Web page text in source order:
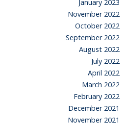
January 2023
November 2022
October 2022
September 2022
August 2022
July 2022
April 2022
March 2022
February 2022
December 2021
November 2021